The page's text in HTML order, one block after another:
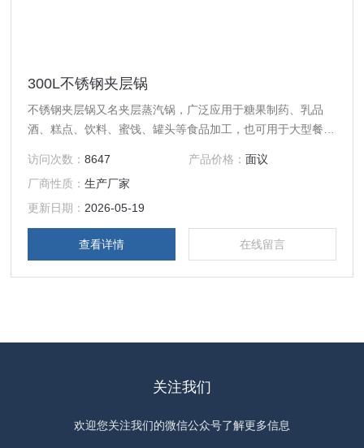
300L不锈钢夹层锅
不锈钢夹层锅又名夹层蒸汽锅，广泛应用于糖果制药、乳品
酒、糕点、饮料、蜜饯、罐头等食品加工，也可用于大型餐厅
时间、改善劳动条件的好设备。
访问次数：8647 产品价格： 面议
厂商性质：生产厂家
更新日期： 2026-05-19
查看详情 在线留言
关注我们
欢迎您关注我们的微信公众号了解更多信息